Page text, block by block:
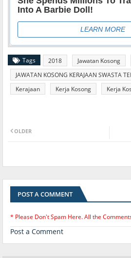
Tags 2018 Jawatan Kosong
JAWATAN KOSONG KERAJAAN SWASTA
2021
Kerajaan Kerja Kosong Kerja
OLDER
POST A COMMENT
* Please Don't Spam Here. All the
Post a Comment